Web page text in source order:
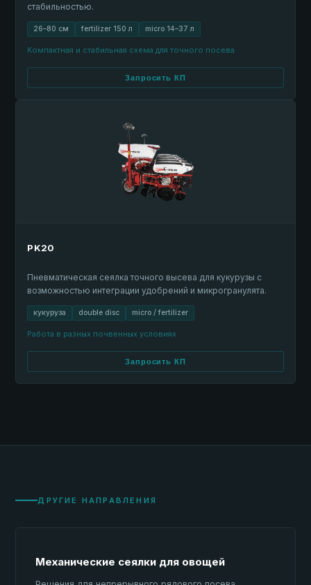
стабильностью.
26–80 см fertilizer 150 л micro 14–37 л
Компактная и стабильная схема для точного посева
Запросить КП
PK20
Пневматическая сеялка точного высева для кукурузы с
возможностью интеграции удобрений и микрогранулята.
кукуруза double disc micro / fertilizer
Работа в разных почвенных условиях
Запросить КП
ДРУГИЕ НАПРАВЛЕНИЯ
Механические сеялки для овощей